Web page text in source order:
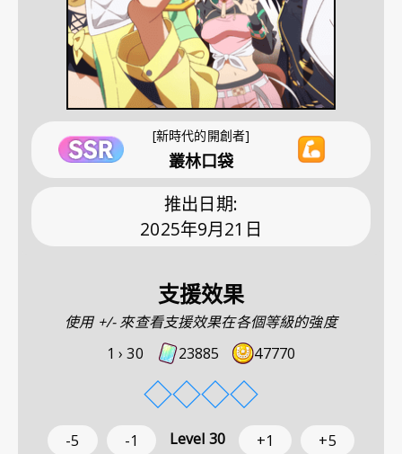
[新時代的開創者]
叢林口袋
推出日期:
2025年9月21日
支援效果
使用 +/- 來查看支援效果在各個等級的強度
1 ›30 23885 47770
◇◇◇◇
-5 -1 Level 30 +1 +5